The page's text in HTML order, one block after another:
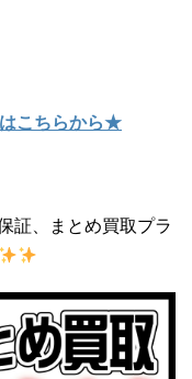
こちらから★
証、まとめ買取プラ